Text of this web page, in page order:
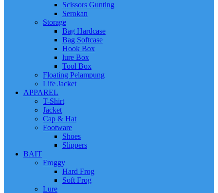
Scissors Gunting
Serokan
Storage
Bag Hardcase
Bag Softcase
Hook Box
lure Box
Tool Box
Floating Pelampung
Life Jacket
APPAREL
T-Shirt
Jacket
Cap & Hat
Footware
Shoes
Slippers
BAIT
Froggy
Hard Frog
Soft Frog
Lure